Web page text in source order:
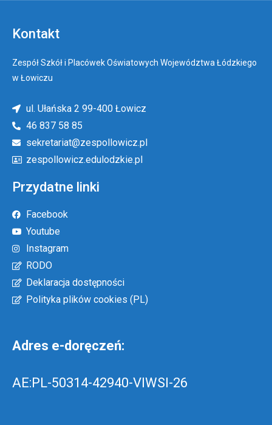
Kontakt
Zespół Szkół i Placówek Oświatowych Województwa Łódzkiego
w Łowiczu
ul. Ułańska 2 99-400 Łowicz
46 837 58 85
sekretariat@zespollowicz.pl
zespollowicz.edulodzkie.pl
Przydatne linki
Facebook
Youtube
Instagram
RODO
Deklaracja dostępności
Polityka plików cookies (PL)
Adres e-doręczeń:
AE:PL-50314-42940-VIWSI-26